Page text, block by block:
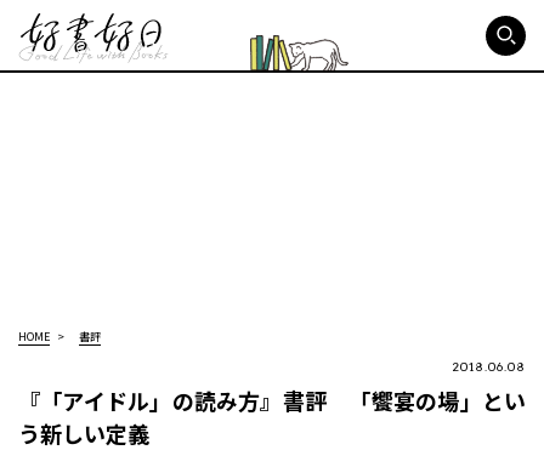
HOME 書評
2018.06.08
『「アイドル」の読み方』書評 「饗宴の場」とい
う新しい定義